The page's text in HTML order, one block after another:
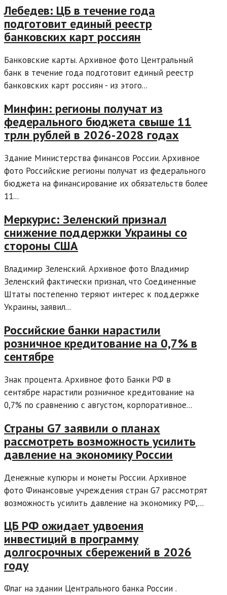
Лебедев: ЦБ в течение года
подготовит единый реестр
банковских карт россиян
Банковские карты. Архивное фото Центральный
банк в течение года подготовит единый реестр
банковских карт россиян - из этого...
Минфин: регионы получат из
федерального бюджета свыше 11
трлн рублей в 2026-2028 годах
Здание Министерства финансов России. Архивное
фото Российские регионы получат из федерального
бюджета на финансирование их обязательств более
11...
Меркурис: Зеленский признал
снижение поддержки Украины со
стороны США
Владимир Зеленский. Архивное фото Владимир
Зеленский фактически признал, что Соединенные
Штаты постепенно теряют интерес к поддержке
Украины, заявил...
Российские банки нарастили
розничное кредитование на 0,7% в
сентябре
Знак процента. Архивное фото Банки РФ в
сентябре нарастили розничное кредитование на
0,7% по сравнению с августом, корпоративное...
Страны G7 заявили о планах
рассмотреть возможность усилить
давление на экономику России
Денежные купюры и монеты России. Архивное
фото Финансовые учреждения стран G7 рассмотрят
возможность усилить давление на экономику РФ,...
ЦБ РФ ожидает удвоения
инвестиций в программу
долгосрочных сбережений в 2026
году
Флаг на здании Центрального банка России .